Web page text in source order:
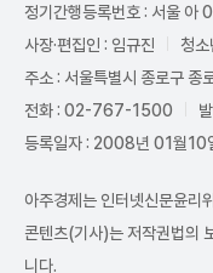
정기간행등록번호 : 서울
사장·편집인 : 임규진
청
주소 : 서울특별시 종로구
전화 : 02-767-1500
등록일자 : 2008년 01월10
아주경제는 인터넷신문윤리
콘텐츠(기사)는 저작권법의
니다.